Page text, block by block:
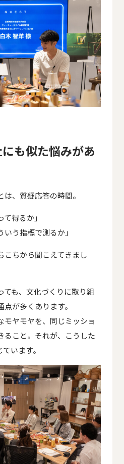
も似た悩みがあ
、質疑応答の時間。
得るか」
いう指標で測るか」
こちから聞こえてきまし
ても、文化づくりに取り組
が多くあります。
モヤモヤを、同じミッショ
ること。それが、こうした
います。